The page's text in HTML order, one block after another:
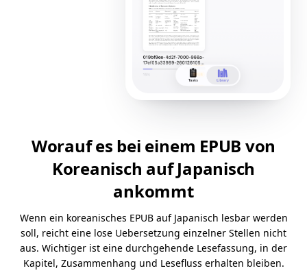
Worauf es bei einem EPUB von
Koreanisch auf Japanisch
ankommt
Wenn ein koreanisches EPUB auf Japanisch lesbar werden
soll, reicht eine lose Uebersetzung einzelner Stellen nicht
aus. Wichtiger ist eine durchgehende Lesefassung, in der
Kapitel, Zusammenhang und Lesefluss erhalten bleiben.